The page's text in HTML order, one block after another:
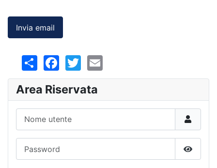
Invia email
ShareFacebook
Twitter
Area Riservata
Mostra